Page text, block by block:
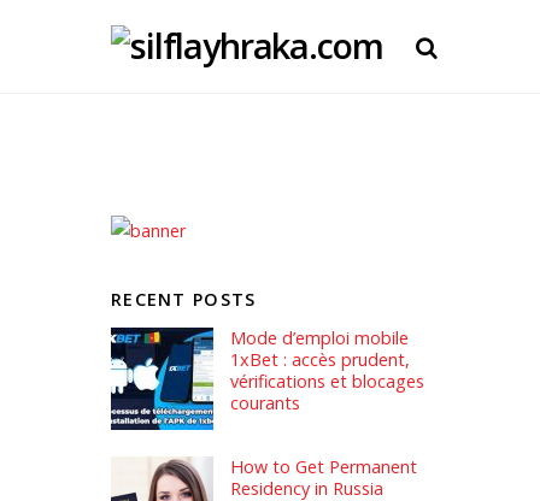
RECENT POSTS
Mode d’emploi mobile
1xBet : accès prudent,
vérifications et blocages
courants
How to Get Permanent
Residency in Russia